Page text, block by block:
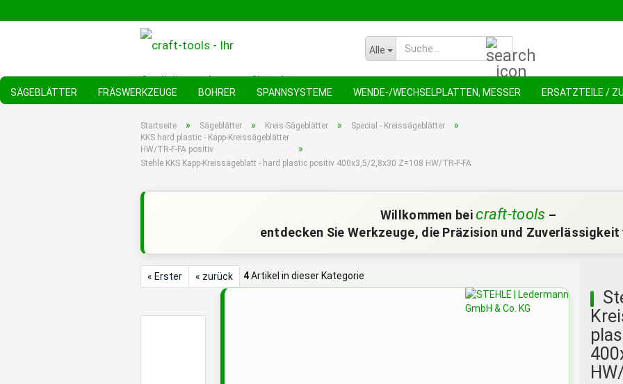
Alle
SÄGEBLÄTTER FRÄSWERKZEUGE BOHRER SPANNSYSTEME WENDE-/WECHSELPLATTEN, MESSER ERSATZTEILE /
Startseite » Sägeblätter » Kreis-Sägeblätter » Special - Kreissägeblätter »
KKS hard plastic - Kapp-Kreissägeblätter
HW/TR-F-FA positiv
»
Stehle KKS Kapp-Kreissägeblatt - hard plastic positiv 400x3,5/2,8x30 Z=108 HW/TR-F-FA
Willkommen beicraft-tools –
entdecken Sie Werkzeuge, die Präzision und Zuverlässigkeit
« Erster « zurück 4Artikel in dieser Kategorie